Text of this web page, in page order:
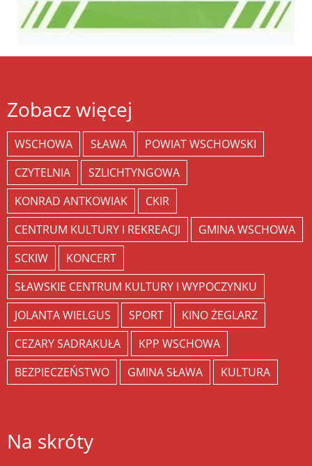
Zobacz więcej
WSCHOWA SŁAWA
POWIAT WSCHOWSKI
CZYTELNIA
SZLICHTYNGOWA
KONRAD ANTKOWIAK
CKIR
CENTRUM KULTURY I REKREACJI
GMINA WSCHOWA
SCKIW
KONCERT
SŁAWSKIE CENTRUM KULTURY I WYPOCZYNKU
JOLANTA WIELGUS
SPORT
KINO ŻEGLARZ
CEZARY SADRAKUŁA
KPP WSCHOWA
BEZPIECZEŃSTWO
GMINA SŁAWA KULTURA
Na skróty